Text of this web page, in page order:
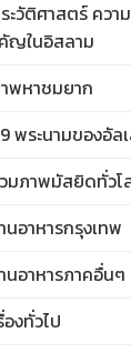
ะวัติศาสตร์ ควา
ญในอิสลาม
พหาชมยาก
พระนามของอัล
มภาพมัสยิดทั่วโ
นอาหารกรุงเทพ
นอาหารภาคอื่นๆ
องทั่วไป